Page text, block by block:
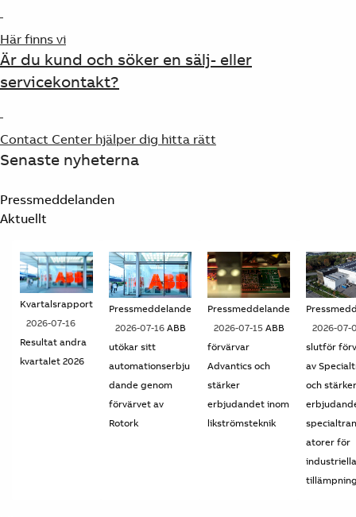
Här finns vi
Är du kund och söker en sälj- eller
servicekontakt?
Contact Center hjälper dig hitta rätt
Senaste nyheterna
Pressmeddelanden
Aktuellt
Kvartalsrapport
2026-07-16
Resultat andra
kvartalet 2026
Pressmeddelande
2026-07-16 ABB
utökar sitt
automationserbju
dande genom
förvärvet av
Rotork
Pressmeddelande
2026-07-15 ABB
förvärvar
Advantics och
stärker
erbjudandet inom
likströmsteknik
2026-07-
slutför
av
och stärker
atorer för
industriella